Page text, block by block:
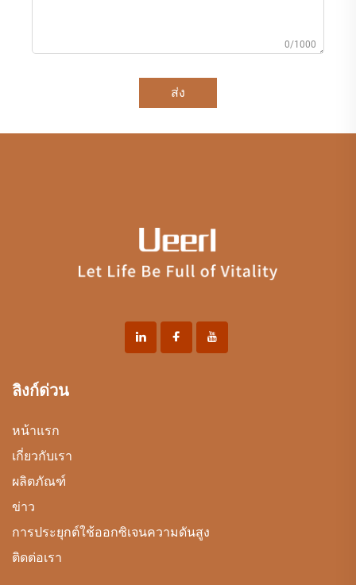
0/1000
ส่ง
ลิงก์ด่วน
หน้าแรก
เกี่ยวกับเรา
ผลิตภัณฑ์
ข่าว
การประยุกต์ใช้ออกซิเจนความดันสูง
ติดต่อเรา